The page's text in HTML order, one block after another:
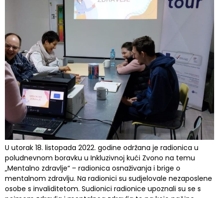
U utorak 18. listopada 2022. godine održana je radionica u
poludnevnom boravku u Inkluzivnoj kući Zvono na temu
„Mentalno zdravlje“ – radionica osnaživanja i brige o
mentalnom zdravlju. Na radionici su sudjelovale nezaposlene
osobe s invaliditetom. Sudionici radionice upoznali su se s